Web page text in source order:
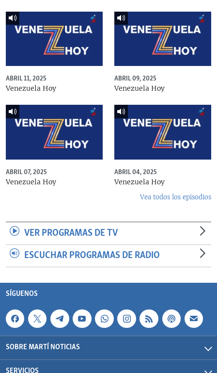
ABRIL 11, 2025
Venezuela Hoy
ABRIL 09, 2025
Venezuela Hoy
ABRIL 07, 2025
Venezuela Hoy
ABRIL 04, 2025
Venezuela Hoy
Vea todos los episodios
VER PROGRAMAS DE TV
ESCUCHAR PROGRAMAS DE RADIO
SÍGUENOS
SOBRE MARTÍ NOTICIAS
SERVICIOS